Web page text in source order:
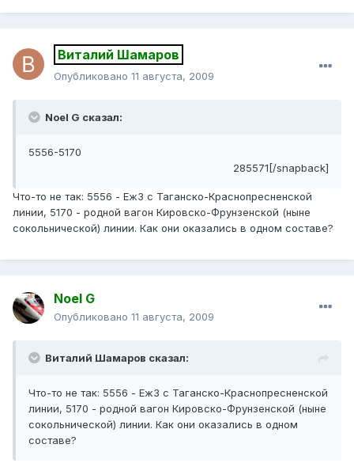
Виталий Шамаров
Опубликовано 11 августа, 2009
Noel G сказал:
5556-5170
285571[/snapback]
Что-то не так: 5556 - Еж3 с Таганско-Краснопресненской
линии, 5170 - родной вагон Кировско-Фрунзенской (ныне
сокольнической) линии. Как они оказались в одном составе?
Noel G
Опубликовано 11 августа, 2009
Виталий Шамаров сказал:
Что-то не так: 5556 - Еж3 с Таганско-Краснопресненской
линии, 5170 - родной вагон Кировско-Фрунзенской (ныне
сокольнической) линии. Как они оказались в одном
составе?